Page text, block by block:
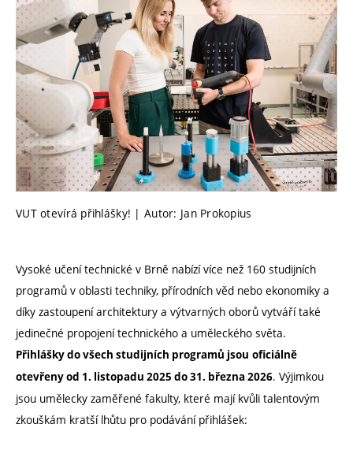
VUT otevírá přihlášky! | Autor: Jan Prokopius
Vysoké učení technické v Brně nabízí více než 160 studijních
programů v oblasti techniky, přírodních věd nebo ekonomiky a
díky zastoupení architektury a výtvarných oborů vytváří také
jedinečné propojení technického a uměleckého světa.
Přihlášky do všech studijních programů jsou oficiálně
otevřeny od 1. listopadu 2025 do 31. března 2026. Výjimkou
jsou umělecky zaměřené fakulty, které mají kvůli talentovým
zkouškám kratší lhůtu pro podávání přihlášek: